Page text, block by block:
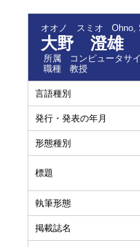
オオノ スミオ Ohno,
大野 澄雄
所属
コンピュータサ
職種
教授
言語種別
発行・発表の年月
形態種別
標題
執筆形態
掲載誌名